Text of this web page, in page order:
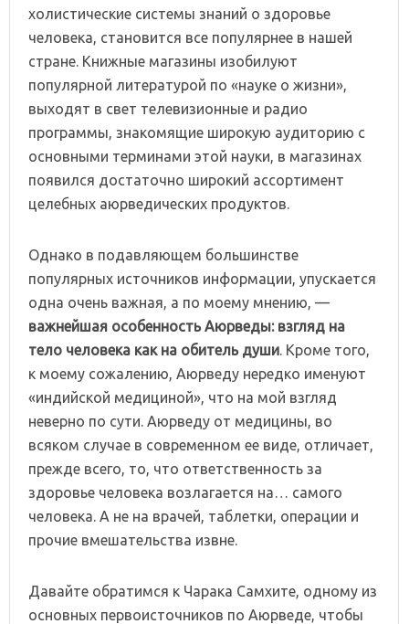
холистические системы знаний о здоровье
человека, становится все популярнее в нашей
стране. Книжные магазины изобилуют
популярной литературой по «науке о жизни»,
выходят в свет телевизионные и радио
программы, знакомящие широкую аудиторию с
основными терминами этой науки, в магазинах
появился достаточно широкий ассортимент
целебных аюрведических продуктов.
Однако в подавляющем большинстве
популярных источников информации, упускается
одна очень важная, а по моему мнению, —
важнейшая особенность Аюрведы: взгляд на
тело человека как на обитель души. Кроме того,
к моему сожалению, Аюрведу нередко именуют
«индийской медициной», что на мой взгляд
неверно по сути. Аюрведу от медицины, во
всяком случае в современном ее виде, отличает,
прежде всего, то, что ответственность за
здоровье человека возлагается на… самого
человека. А не на врачей, таблетки, операции и
прочие вмешательства извне.
Давайте обратимся к Чарака Самхите, одному из
основных первоисточников по Аюрведе, чтобы